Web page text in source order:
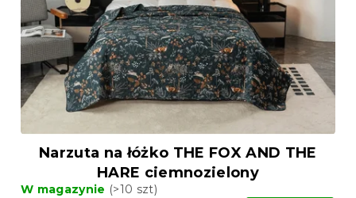
o
d
u
k
ó
w
o
d
u
k
ó
w
Narzuta na łóżko THE FOX AND THE
HARE ciemnozielony
W magazynie (>10 szt)